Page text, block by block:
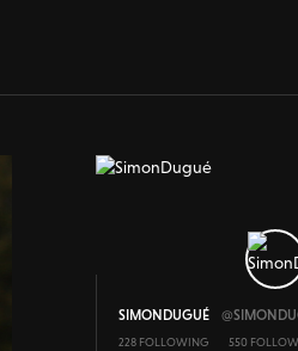
SIMONDUGUÉ
228 FOLLOWING 550